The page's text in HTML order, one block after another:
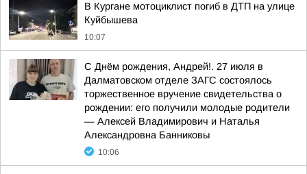
В Кургане мотоциклист погиб в ДТП на улице
Куйбышева
10:07
С Днём рождения, Андрей!. 27 июля в
Далматовском отделе ЗАГС состоялось
торжественное вручение свидетельства о
рождении: его получили молодые родители
— Алексей Владимирович и Наталья
Александровна Банниковы
10:06